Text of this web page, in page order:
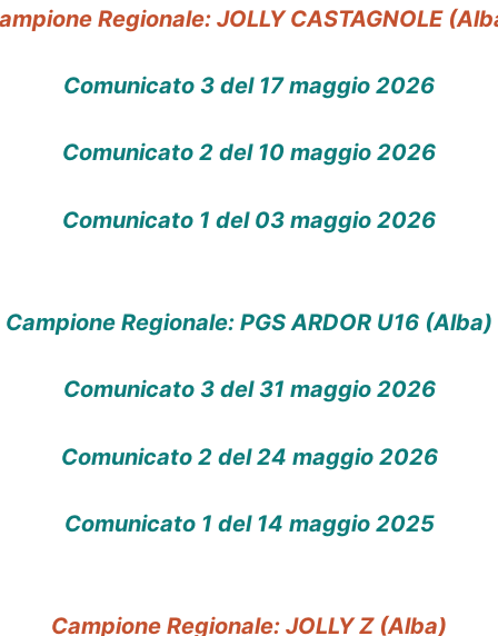
Regionale: JOLLY CASTAGNOLE
Comunicato 3 del 17 maggio 2026
Comunicato 2 del 10 maggio 2026
Comunicato 1 del 03 maggio 2026
Campione Regionale: PGS ARDOR U16 (Alba)
Comunicato 3 del 31 maggio 2026
Comunicato 2 del 24 maggio 2026
Comunicato 1 del 14 maggio 2025
Campione Regionale: JOLLY Z (Alba)